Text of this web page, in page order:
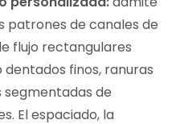
patrones de canales de
flujo rectangulares
finos, ranuras
de
El espaciado, la